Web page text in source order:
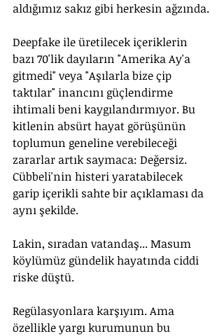
aldığımız sakız gibi herkesin ağzında.
Deepfake ile üretilecek içeriklerin
bazı 70'lik dayıların "Amerika Ay'a
gitmedi" veya "Aşılarla bize çip
taktılar" inancını güçlendirme
ihtimali beni kaygılandırmıyor. Bu
kitlenin absürt hayat görüşünün
toplumun geneline verebileceği
zararlar artık saymaca: Değersiz.
Cübbeli'nin histeri yaratabilecek
garip içerikli sahte bir açıklaması da
aynı şekilde.
Lakin, sıradan vatandaş... Masum
köylümüz gündelik hayatında ciddi
riske düştü.
Regülasyonlara karşıyım. Ama
özellikle yargı kurumunun bu